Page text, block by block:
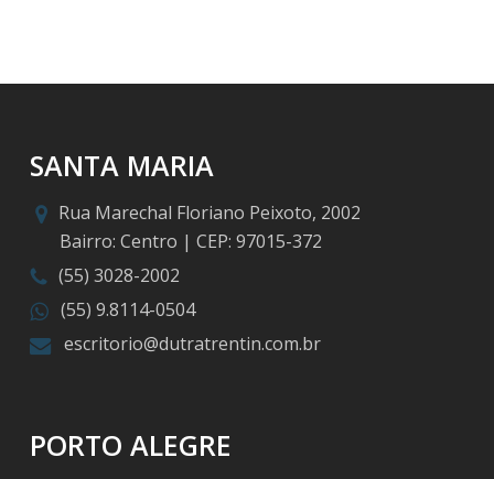
SANTA MARIA
Rua Marechal Floriano Peixoto, 2002
Bairro: Centro | CEP: 97015-372
(55) 3028-2002
(55) 9.8114-0504
escritorio@dutratrentin.com.br
PORTO ALEGRE